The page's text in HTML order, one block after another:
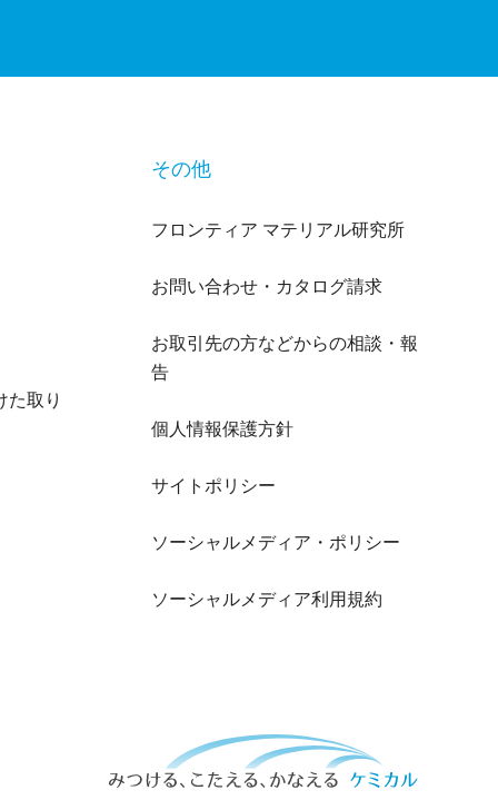
た取り
その他
フロンティア マテリアル研究所
お問い合わせ・カタログ請求
お取引先の方などからの相談・報
告
個人情報保護方針
サイトポリシー
ソーシャルメディア・ポリシー
ソーシャルメディア利用規約